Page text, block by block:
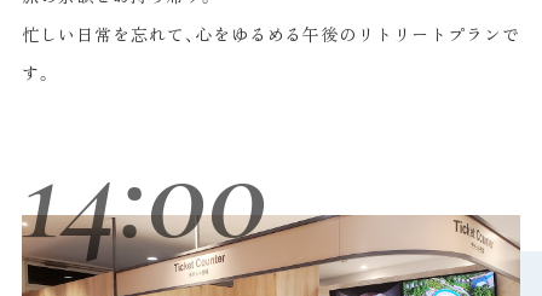
忙しい日常を忘れて、心をゆるめる午後のリトリートプランで
す。
14:00